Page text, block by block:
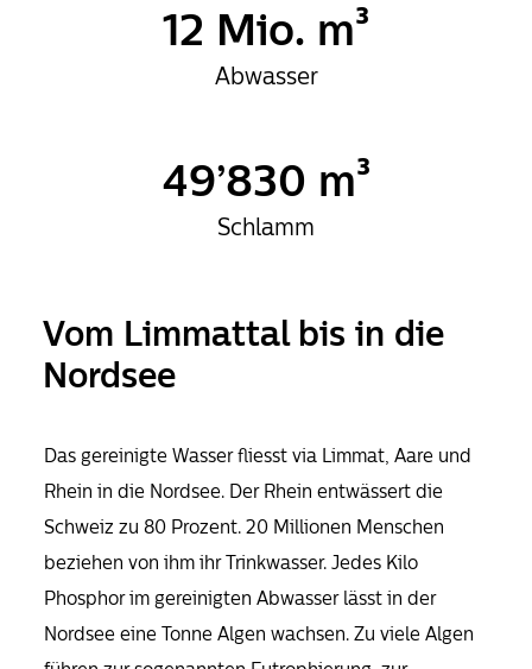
12 Mio. m³
Abwasser
49’830 m³
Schlamm
Vom Limmattal bis in die
Nordsee
Das gereinigte Wasser fliesst via Limmat, Aare und
Rhein in die Nordsee. Der Rhein entwässert die
Schweiz zu 80 Prozent. 20 Millionen Menschen
beziehen von ihm ihr Trinkwasser. Jedes Kilo
Phosphor im gereinigten Abwasser lässt in der
Nordsee eine Tonne Algen wachsen. Zu viele Algen